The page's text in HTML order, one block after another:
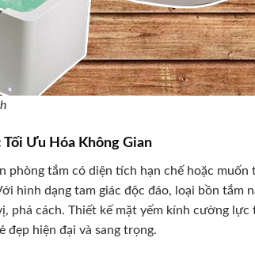
Tối Ưu Hóa Không Gian
phòng tắm có diện tích hạn chế hoặc muốn
hình dạng tam giác độc đáo, loại bồn tắm
phá cách. Thiết kế mặt yếm kính cường
đẹp hiện đại và sang trọng.